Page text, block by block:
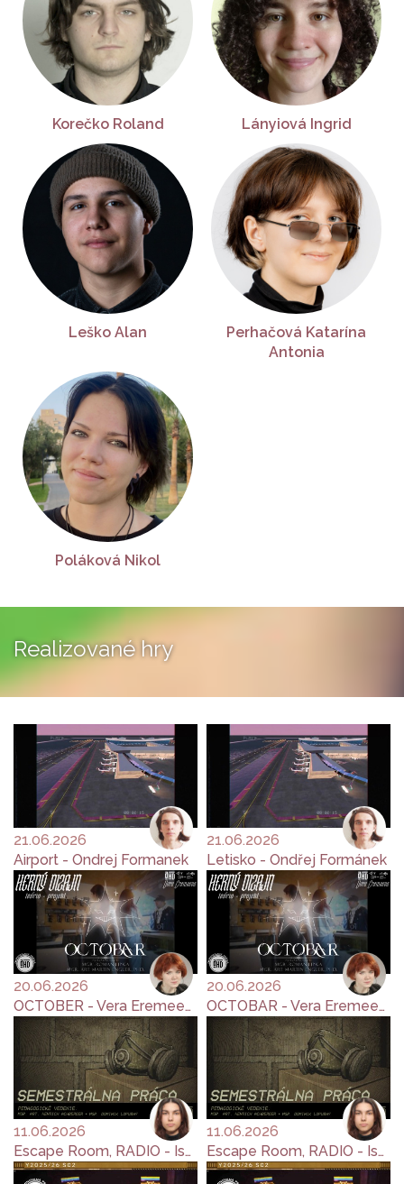
Korečko Roland Lányiová Ingrid
Leško Alan
Perhačová Katarína
Antonia
Poláková Nikol
Realizované hry
21.06.2026
Airport - Ondrej Formanek
21.06.2026
Letisko - Ondřej Formánek
20.06.2026
OCTOBER - Vera Eremeeva
20.06.2026
OCTOBAR - Vera Eremeeva
11.06.2026
Escape Room, RADIO - Ishchenko Yana
11.06.2026
Escape Room, RADIO - Ishchenko Yana